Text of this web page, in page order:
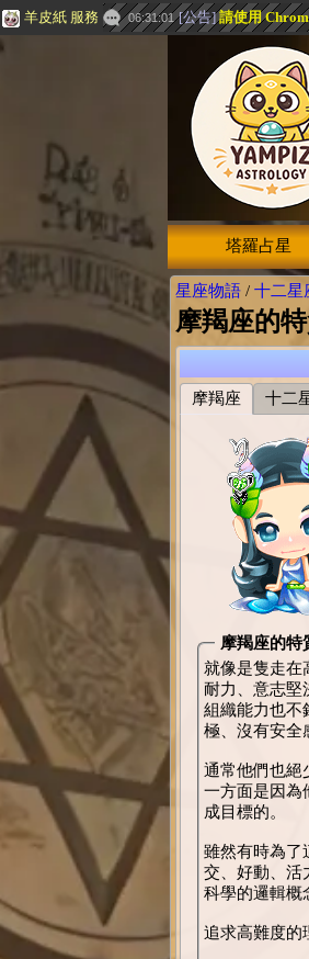
羊皮紙 服務 06:31:01 [公告]請使用
塔羅占星
星座物語/ 十二星
摩羯座的
摩羯座 十二
摩羯座的特
就像是隻走在
耐力、意志堅
組織能力也不
極、沒有安全
通常他們也絕
一方面是因為
成目標的。
雖然有時為了
交、好動、活
科學的邏輯概
追求高難度的